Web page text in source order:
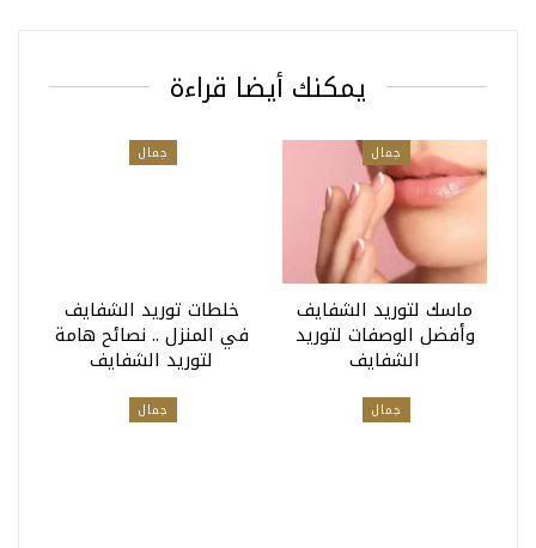
يمكنك أيضا قراءة
جمال
ماسك لتوريد الشفايف
وأفضل الوصفات لتوريد
الشفايف
جمال
خلطات توريد الشفايف
في المنزل .. نصائح هامة
لتوريد الشفايف
جمال جمال